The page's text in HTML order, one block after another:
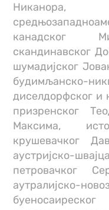
Никанора,
канадског
скандинавског
шумадијског
будимљанско-
диселдорфског и
призренског
Максима,
крушевачког
аустријско-
петровачког
аутралијско-